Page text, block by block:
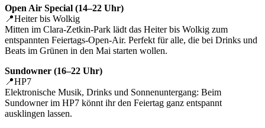
Open Air Special (14–22 Uhr)
📍Heiter bis Wolkig
Mitten im Clara-Zetkin-Park lädt das Heiter bis Wolkig zum
entspannten Feiertags-Open-Air. Perfekt für alle, die bei Drinks und
Beats im Grünen in den Mai starten wollen.
Sundowner (16–22 Uhr)
📍HP7
Elektronische Musik, Drinks und Sonnenuntergang: Beim
Sundowner im HP7 könnt ihr den Feiertag ganz entspannt
ausklingen lassen.